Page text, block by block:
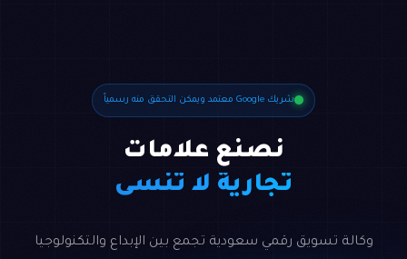
شريك Google معتمد ويمكن التحقق منه رسمياً
نصنع علامات
تجارية لا تُنسى
وكالة تسويق رقمي سعودية تجمع بين الإبداع والتكنولوجيا